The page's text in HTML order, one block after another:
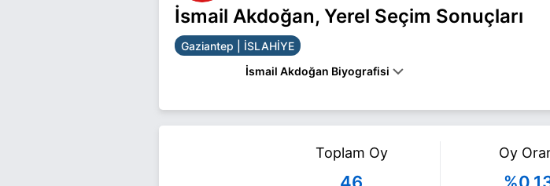
İsmail Akdoğan, Yerel Seçim Sonuçları
Gaziantep | İSLAHİYE
İsmail Akdoğan Biyografisi
İsmail Akdoğan ile ilgili daha fazla bilgi için
İsmail
Toplam Oy Oy